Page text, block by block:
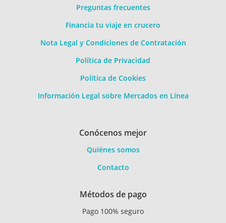
Preguntas frecuentes
Financia tu viaje en crucero
Nota Legal y Condiciones de Contratación
Política de Privacidad
Política de Cookies
Información Legal sobre Mercados en Línea
Conócenos mejor
Quiénes somos
Contacto
Métodos de pago
Pago 100% seguro